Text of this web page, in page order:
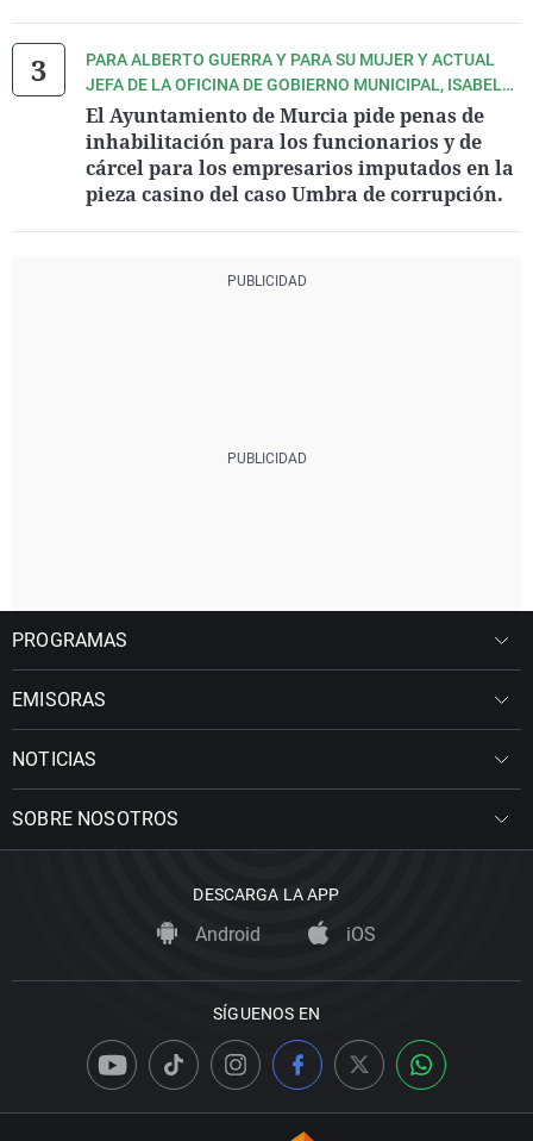
PARA ALBERTO GUERRA Y PARA SU MUJER Y ACTUAL
JEFA DE LA OFICINA DE GOBIERNO MUNICIPAL, ISABEL
FERNÁNDEZ GUERRAS, PIDE PENAS DE INHABILITACIÓN
ESPECIAL
El Ayuntamiento de Murcia pide penas de
inhabilitación para los funcionarios y de
cárcel para los empresarios imputados en la
pieza casino del caso Umbra de corrupción.
PROGRAMAS
EMISORAS
NOTICIAS
SOBRE NOSOTROS
DESCARGA LA APP
Android iOS
SÍGUENOS EN